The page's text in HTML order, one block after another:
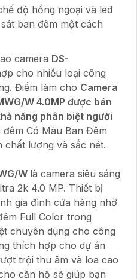
độ hồng ngoại và led
ban đêm một cách
camera DS-
cho nhiều loại công
Điểm làm cho Camera
W 4.0MP được bán
năng phân biệt người
Có Màu Ban Đêm
lượng và sắc nét.
W là camera siêu sáng
2k 4.0 MP. Thiết bị
gia đình cửa hàng nhờ
Full Color trong
chuyên dụng cho công
thích hợp cho dự án
trội thu âm và loa cao
căn hộ sẽ giúp bạn